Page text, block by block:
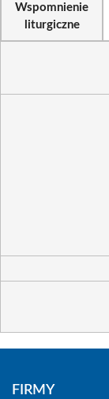
Wspomnienie
liturgiczne
FIRMY